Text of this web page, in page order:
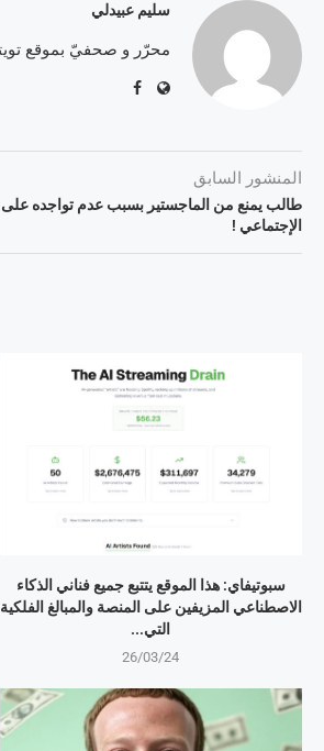
سليم عبيدلي
محرّر و صحفيّ بموقع
المنشور السابق
طالب يمنع من الماجستير بسبب عدم تواجده
الإجتماعي !
سبوتيفاي: هذا الموقع يتتبع جميع فناني الذكاء
الاصطناعي المزيفين على المنصة والمبالغ الفلكية
التي...
26/03/24